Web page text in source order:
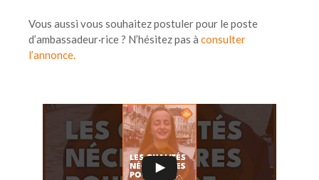
Vous aussi vous souhaitez postuler pour le poste
d’ambassadeur·rice ? N’hésitez pas à consulter
l’annonce.